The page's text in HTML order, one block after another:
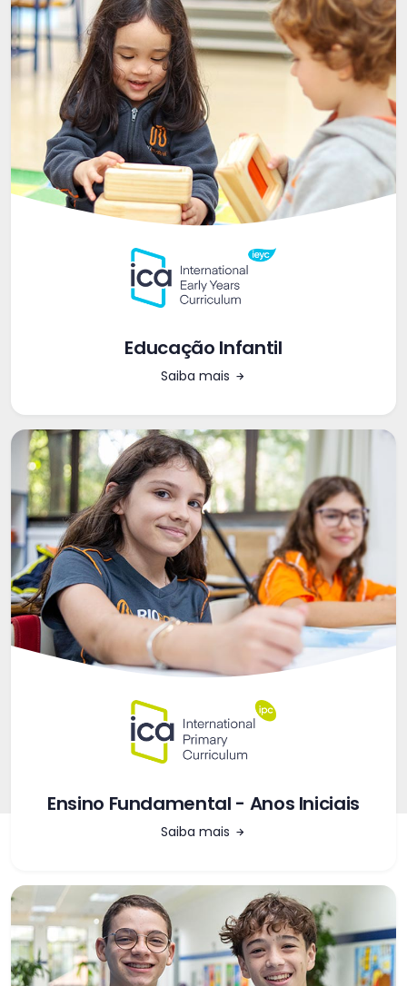
Educação Infantil
Saiba mais
Ensino Fundamental - Anos Iniciais
Saiba mais